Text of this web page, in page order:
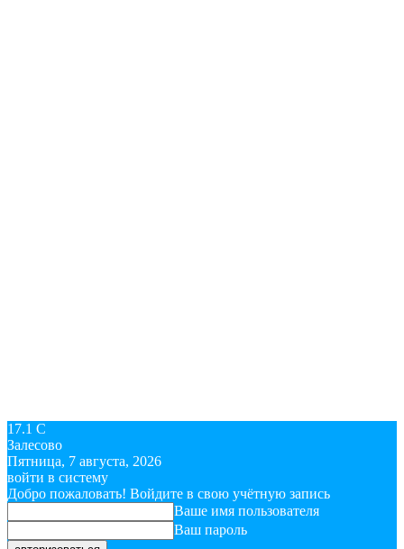
17.1 C
Залесово
Пятница, 7 августа, 2026
войти в систему
Добро пожаловать! Войдите в свою учётную запись
Ваше имя пользователя
Ваш пароль